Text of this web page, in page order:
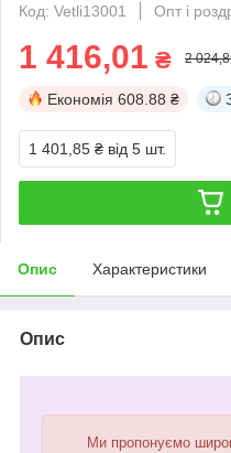
Код: Vetli13001
Опт і
1 416,01 ₴ 2
Економія 608.88 ₴
1 401,85 ₴ від 5 шт.
Опис Характеристики
Опис
Ми пропонуємо